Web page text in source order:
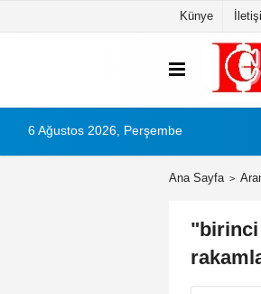
Künye
6 Ağustos 2026, Perşembe
Ana Sayfa
"birinci